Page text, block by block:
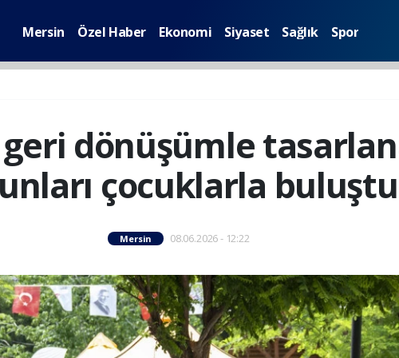
Mersin Özel Haber Ekonomi Siyaset Sağlık Spor
geri dönüşümle
çocuklarla buluştu
Mersin 08.06.2026 - 12:22